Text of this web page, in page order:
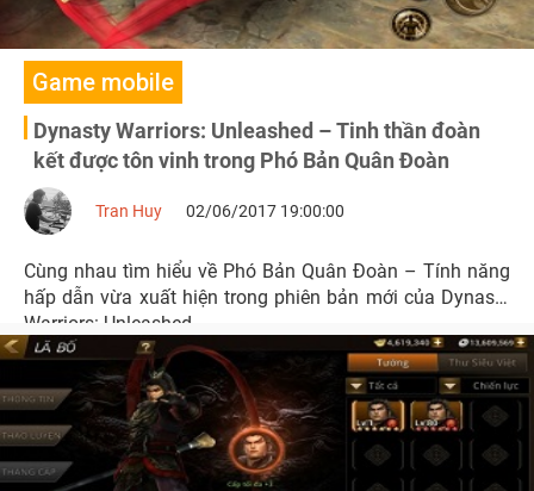
Game mobile
Dynasty Warriors: Unleashed – Tinh thần đoàn
kết được tôn vinh trong Phó Bản Quân Đoàn
Tran Huy 02/06/2017 19:00:00
Cùng nhau tìm hiểu về Phó Bản Quân Đoàn – Tính năng
hấp dẫn vừa xuất hiện trong phiên bản mới của Dynasty
Warriors: Unleashed.